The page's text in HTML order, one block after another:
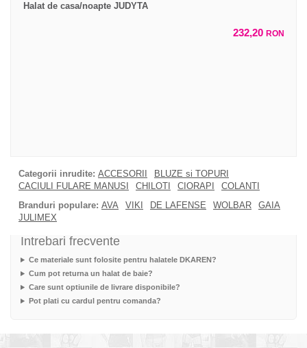
Halat de casa/noapte JUDYTA
232,20 RON
Categorii inrudite: ACCESORII
BLUZE si TOPURI
CACIULI FULARE MANUSI
CHILOTI CIORAPI
COLANTI
Branduri populare: AVA VIKI DE LAFENSE WOLBAR
GAIA
JULIMEX
Intrebari frecvente
Ce materiale sunt folosite pentru halatele DKAREN?
Cum pot returna un halat de baie?
Care sunt optiunile de livrare disponibile?
Pot plati cu cardul pentru comanda?